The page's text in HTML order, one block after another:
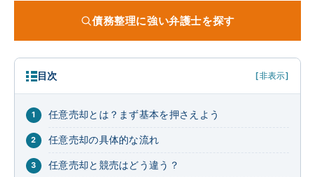
債務整理に強い弁護士を探す
目次 [非表示]
任意売却とは？まず基本を押さえよう
任意売却の具体的な流れ
任意売却と競売はどう違う？